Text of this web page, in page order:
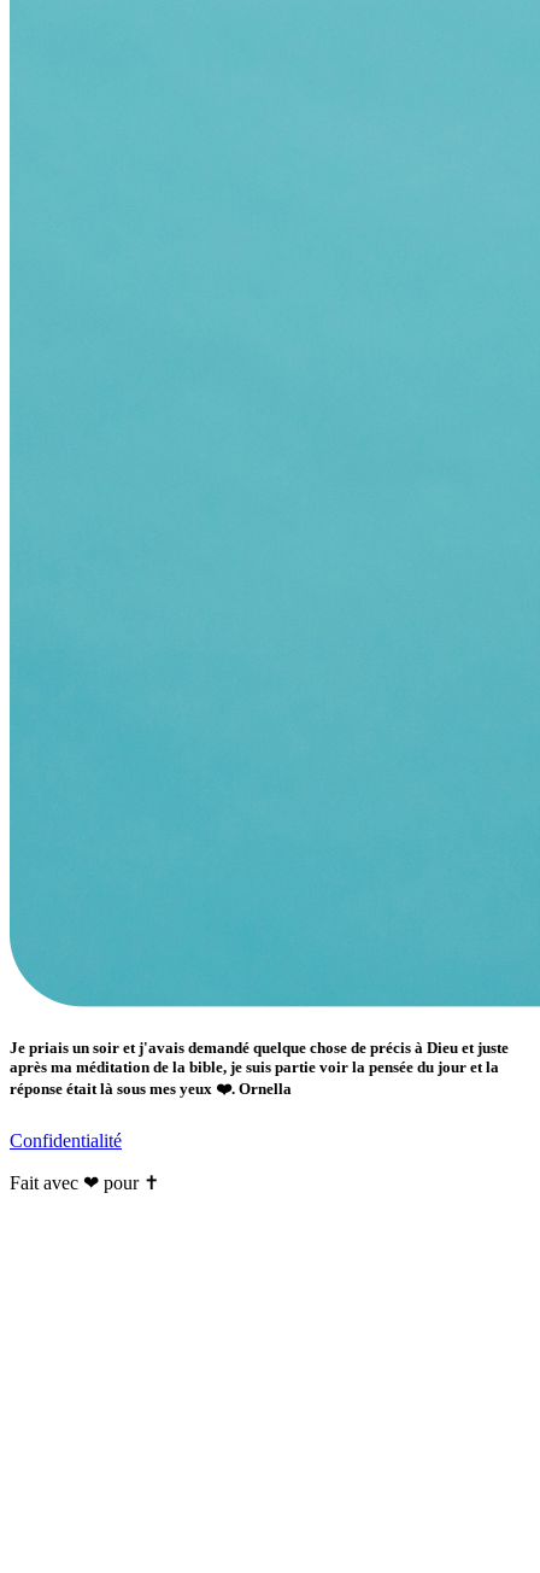
Je priais un soir et j'avais demandé quelque chose de précis à Dieu et juste
après ma méditation de la bible, je suis partie voir la pensée du jour et la
réponse était là sous mes yeux ❤️. Ornella
Confidentialité
Fait avec ❤ pour ✝️️